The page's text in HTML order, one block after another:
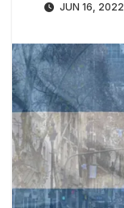
JUN 16, 2022